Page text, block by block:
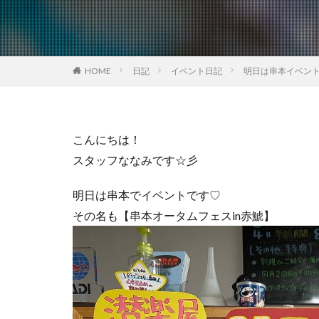
HOME 日記 イベント日記 明日は串本イベン
こんにちは！
スタッフななみです☆彡
明日は串本でイベントです♡
その名も【串本オータムフェスin赤鯱】